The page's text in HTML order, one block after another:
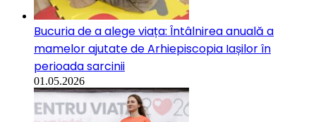
Bucuria de a alege viața: Întâlnirea anuală a
mamelor ajutate de Arhiepiscopia Iașilor în
perioada sarcinii
01.05.2026